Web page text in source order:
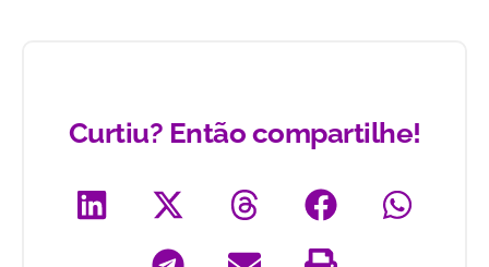
Curtiu? Então compartilhe!